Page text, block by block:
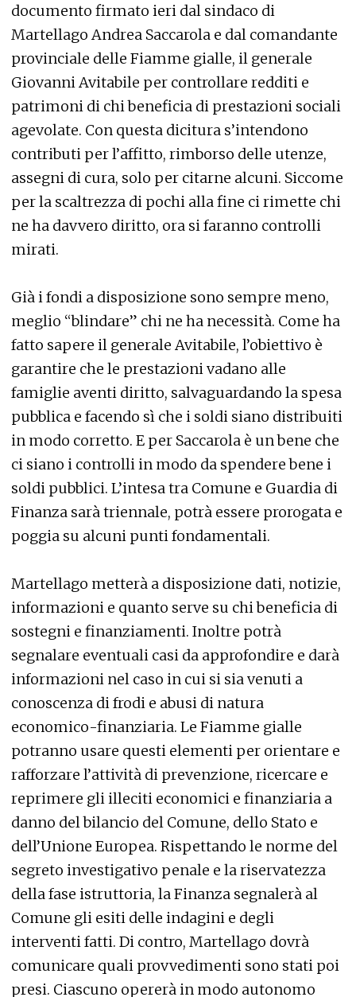
documento firmato ieri dal sindaco di
Martellago Andrea Saccarola e dal comandante
provinciale delle Fiamme gialle, il generale
Giovanni Avitabile per controllare redditi e
patrimoni di chi beneficia di prestazioni sociali
agevolate. Con questa dicitura s’intendono
contributi per l’affitto, rimborso delle utenze,
assegni di cura, solo per citarne alcuni. Siccome
per la scaltrezza di pochi alla fine ci rimette chi
ne ha davvero diritto, ora si faranno controlli
mirati.
Già i fondi a disposizione sono sempre meno,
meglio “blindare” chi ne ha necessità. Come ha
fatto sapere il generale Avitabile, l’obiettivo è
garantire che le prestazioni vadano alle
famiglie aventi diritto, salvaguardando la spesa
pubblica e facendo sì che i soldi siano distribuiti
in modo corretto. E per Saccarola è un bene che
ci siano i controlli in modo da spendere bene i
soldi pubblici. L’intesa tra Comune e Guardia di
Finanza sarà triennale, potrà essere prorogata e
poggia su alcuni punti fondamentali.
Martellago metterà a disposizione dati, notizie,
informazioni e quanto serve su chi beneficia di
sostegni e finanziamenti. Inoltre potrà
segnalare eventuali casi da approfondire e darà
informazioni nel caso in cui si sia venuti a
conoscenza di frodi e abusi di natura
economico-finanziaria. Le Fiamme gialle
potranno usare questi elementi per orientare e
rafforzare l’attività di prevenzione, ricercare e
reprimere gli illeciti economici e finanziaria a
danno del bilancio del Comune, dello Stato e
dell’Unione Europea. Rispettando le norme del
segreto investigativo penale e la riservatezza
della fase istruttoria, la Finanza segnalerà al
Comune gli esiti delle indagini e degli
interventi fatti. Di contro, Martellago dovrà
comunicare quali provvedimenti sono stati poi
presi. Ciascuno opererà in modo autonomo